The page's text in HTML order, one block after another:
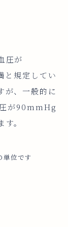
圧が
規定してい
が、一般的に
が90mmHg
。
位です